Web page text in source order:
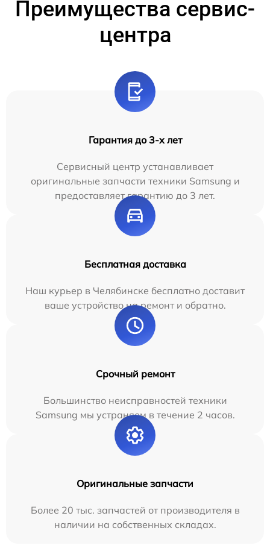
Преимущества сервис-
центра
Гарантия до 3-х лет
Сервисный центр устанавливает
оригинальные запчасти техники Samsung и
предоставляет гарантию до 3 лет.
Бесплатная доставка
Наш курьер в Челябинске бесплатно доставит
ваше устройство на ремонт и обратно.
Срочный ремонт
Большинство неисправностей техники
Samsung мы устраняем в течение 2 часов.
Оригинальные запчасти
Более 20 тыс. запчастей от производителя в
наличии на собственных складах.